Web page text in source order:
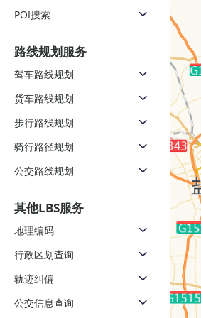
POI搜索
路线规划服务
驾车路线规划
货车路线规划
步行路线规划
骑行路径规划
公交路线规划
其他LBS服务
地理编码
行政区划查询
轨迹纠偏
公交信息查询